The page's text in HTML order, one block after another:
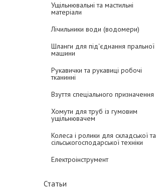
Ущільнювальні та мастильні
матеріали
Лічильники води (водомери)
Шланги для під'єднання пральної
машини
Рукавички та рукавиці робочі
тканинні
Взуття спеціального призначення
Хомути для труб із гумовим
ущільнювачем
Колеса і ролики для складської та
сільськогосподарської техніки
Електроінструмент
Статьи